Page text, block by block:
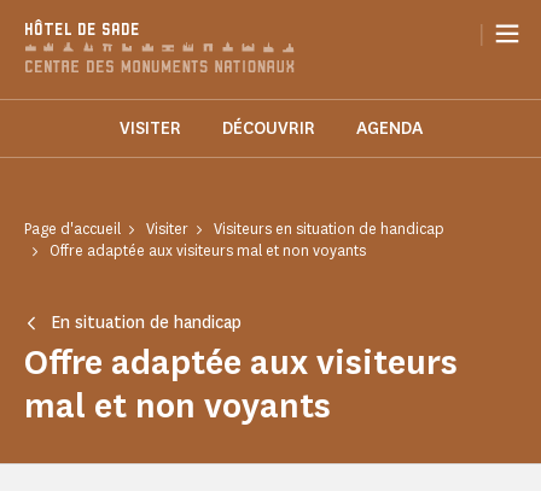
HÔTEL DE SADE |
VISITER DÉCOUVRIR AGENDA
Page d'accueil Visiter
Visiteurs en situation de handicap
Offre adaptée aux visiteurs mal et non voyants
En situation de handicap
Offre adaptée aux visiteurs
mal et non voyants